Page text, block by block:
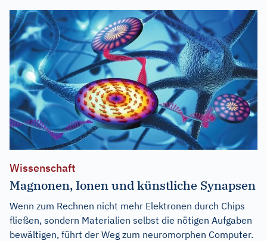
Wissenschaft
Magnonen, Ionen und künstliche Synapsen
Wenn zum Rechnen nicht mehr Elektronen durch Chips
fließen, sondern Materialien selbst die nötigen Aufgaben
bewältigen, führt der Weg zum neuromorphen Computer.